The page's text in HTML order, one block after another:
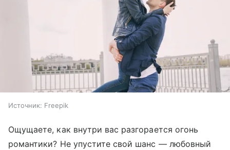
Источник: Freepik
Ощущаете, как внутри вас разгорается огонь
романтики? Не упустите свой шанс — любовный